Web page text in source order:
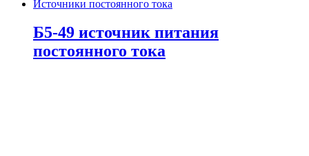
Источники постоянного тока
Б5-49 источник питания
постоянного тока